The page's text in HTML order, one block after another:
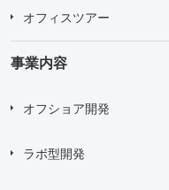
オフィスツアー
事業内容
オフショア開発
ラボ型開発